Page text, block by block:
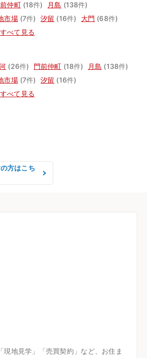
仲町 (18件) 月島 (138件)
市場 (7件) 汐留 (16件) 大門 (68件)
べて見る
(26件) 門前仲町 (18件) 月島 (138件)
市場 (7件) 汐留 (16件)
べて見る
方はこち
現地見学」「売買契約」など、お住ま